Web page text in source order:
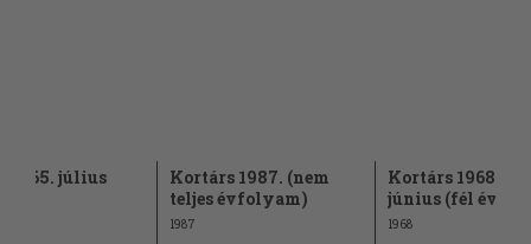
1965. július
Kortárs 1987. (nem
teljes évfolyam)
1987
Kortárs 1968.
június (fél
1968